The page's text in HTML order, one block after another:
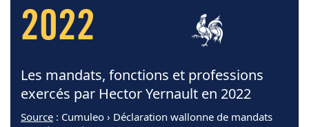
2022
Les mandats, fonctions et professions
exercés par Hector Yernault en 2022
Source : Cumuleo › Déclaration wallonne de mandats